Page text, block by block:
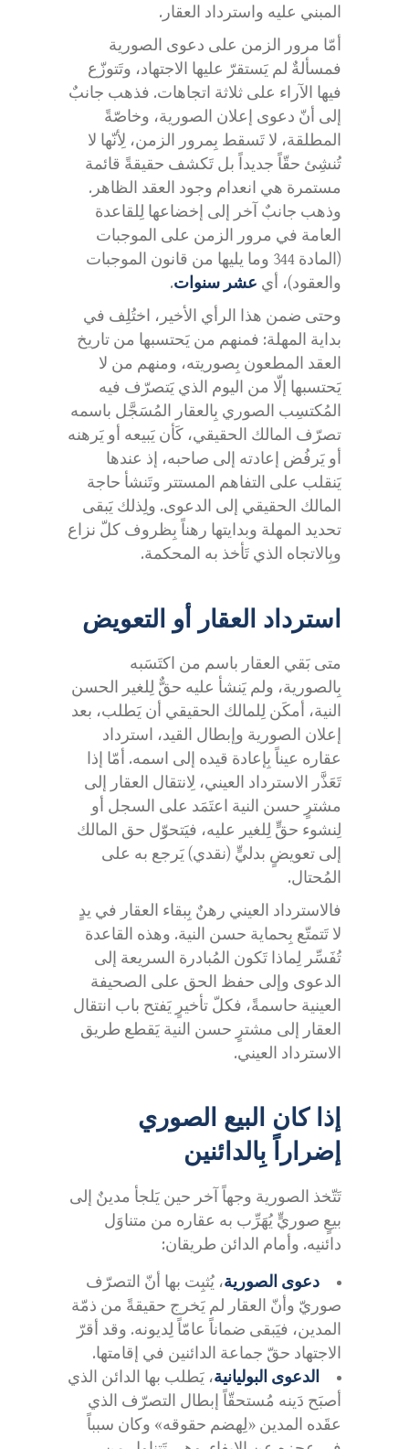
المبني عليه واسترداد العقار.
أمّا مرور الزمن على دعوى الصورية
فمسألةٌ لم يَستقرّ عليها الاجتهاد، وتَتوزّع
فيها الآراء على ثلاثة اتجاهات. فذهب جانبٌ
إلى أنّ دعوى إعلان الصورية، وخاصّةً
المطلقة، لا تَسقط بِمرور الزمن، لِأنّها لا
تُنشِئ حقّاً جديداً بل تَكشف حقيقةً قائمة
مستمرة هي انعدام وجود العقد الظاهر.
وذهب جانبٌ آخر إلى إخضاعها لِلقاعدة
العامة في مرور الزمن على الموجبات
(المادة 344 وما يليها من قانون الموجبات
والعقود)، أي عشر سنوات.
وحتى ضمن هذا الرأي الأخير، اختُلِف في
بداية المهلة: فمنهم من يَحتسبها من تاريخ
العقد المطعون بِصوريته، ومنهم من لا
يَحتسبها إلّا من اليوم الذي يَتصرّف فيه
المُكتسِب الصوري بِالعقار المُسَجَّل باسمه
تصرّف المالك الحقيقي، كَأن يَبيعه أو يَرهنه
أو يَرفُض إعادته إلى صاحبه، إذ عندها
يَنقلب على التفاهم المستتر وتَنشأ حاجة
المالك الحقيقي إلى الدعوى. ولِذلك يَبقى
تحديد المهلة وبدايتها رهناً بِظروف كلّ نزاع
وبِالاتجاه الذي تَأخذ به المحكمة.
استرداد العقار أو التعويض
متى بَقي العقار باسم من اكتَسَبه
بِالصورية، ولم يَنشأ عليه حقٌّ لِلغير الحسن
النية، أمكَن لِلمالك الحقيقي أن يَطلب، بعد
إعلان الصورية وإبطال القيد، استرداد
عقاره عيناً بِإعادة قيده إلى اسمه. أمّا إذا
تَعَذَّر الاسترداد العيني، لِانتقال العقار إلى
مشترٍ حسن النية اعتَمَد على السجل أو
لِنشوء حقٍّ لِلغير عليه، فيَتحوّل حق المالك
إلى تعويضٍ بدليٍّ (نقدي) يَرجع به على
المُحتال.
فالاسترداد العيني رهنٌ بِبقاء العقار في يدٍ
لا تَتمتّع بِحماية حسن النية. وهذه القاعدة
تُفَسِّر لِماذا تَكون المُبادرة السريعة إلى
الدعوى وإلى حفظ الحق على الصحيفة
العينية حاسمةً، فكلّ تأخيرٍ يَفتح باب انتقال
العقار إلى مشترٍ حسن النية يَقطع طريق
الاسترداد العيني.
إذا كان البيع الصوري
إضراراً بِالدائنين
تَتّخذ الصورية وجهاً آخر حين يَلجأ مدينٌ إلى
بيعٍ صوريٍّ يُهَرِّب به عقاره من متناوَل
دائنيه. وأمام الدائن طريقان:
دعوى الصورية، يُثبِت بها أنّ التصرّف
صوريّ وأنّ العقار لم يَخرج حقيقةً من ذمّة
المدين، فيَبقى ضماناً عامّاً لِديونه. وقد أقرّ
الاجتهاد حقّ جماعة الدائنين في إقامتها.
الدعوى البوليانية، يَطلب بها الدائن الذي
أصبَح دَينه مُستحقّاً إبطال التصرّف الذي
عقَده المدين «لِهضم حقوقه» وكان سبباً